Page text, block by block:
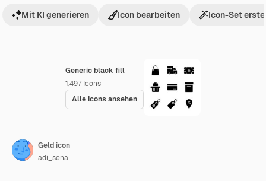
Generic black fill
1,497 Icons
Alle Icons ansehen
Mit KI generieren Icon bearbeiten Icon-Set
Geld icon
adi_sena